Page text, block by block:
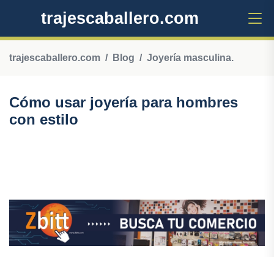
trajescaballero.com
trajescaballero.com Blog Joyería masculina.
Cómo usar joyería para hombres
con estilo